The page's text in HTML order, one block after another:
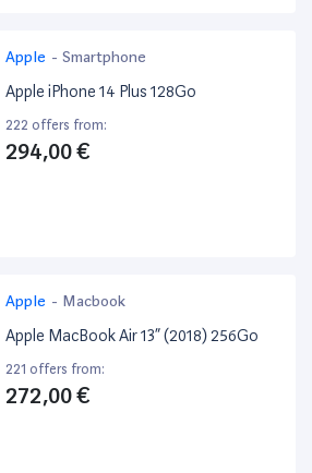
Apple - Smartphone
Apple iPhone 14 Plus 128Go
222 offers from:
294,00 €
Apple - Macbook
Apple MacBook Air 13” (2018) 256Go
221 offers from:
272,00 €